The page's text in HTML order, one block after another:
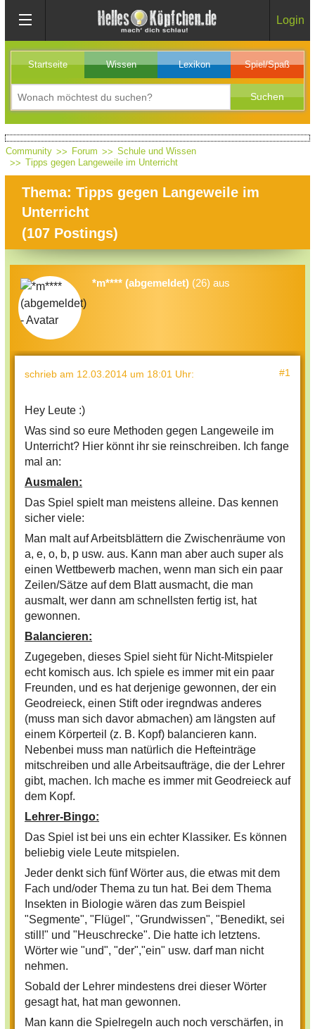
Login
Startseite Wissen Lexikon Spiel/Spaß
Community Forum
Schule und Wissen
Tipps gegen Langeweile im Unterricht
Thema: Tipps gegen Langeweile im
Unterricht
(107 Postings)
*m**** (abgemeldet) (26) aus
schrieb am 12.03.2014 um 18:01 Uhr: #1
Hey Leute :)
Was sind so eure Methoden gegen Langeweile im
Unterricht? Hier könnt ihr sie reinschreiben. Ich fange
mal an:
Ausmalen:
Das Spiel spielt man meistens alleine. Das kennen
sicher viele:
Man malt auf Arbeitsblättern die Zwischenräume von
a, e, o, b, p usw. aus. Kann man aber auch super als
einen Wettbewerb machen, wenn man sich ein paar
Zeilen/Sätze auf dem Blatt ausmacht, die man
ausmalt, wer dann am schnellsten fertig ist, hat
gewonnen.
Balancieren:
Zugegeben, dieses Spiel sieht für Nicht-Mitspieler
echt komisch aus. Ich spiele es immer mit ein paar
Freunden, und es hat derjenige gewonnen, der ein
Geodreieck, einen Stift oder iregndwas anderes
(muss man sich davor abmachen) am längsten auf
einem Körperteil (z. B. Kopf) balancieren kann.
Nebenbei muss man natürlich die Hefteinträge
mitschreiben und alle Arbeitsaufträge, die der Lehrer
gibt, machen. Ich mache es immer mit Geodreieck auf
dem Kopf.
Lehrer-Bingo:
Das Spiel ist bei uns ein echter Klassiker. Es können
beliebig viele Leute mitspielen.
Jeder denkt sich fünf Wörter aus, die etwas mit dem
Fach und/oder Thema zu tun hat. Bei dem Thema
Insekten in Biologie wären das zum Beispiel
"Segmente", "Flügel", "Grundwissen", "Benedikt, sei
still!" und "Heuschrecke". Die hatte ich letztens.
Wörter wie "und", "der","ein" usw. darf man nicht
nehmen.
Sobald der Lehrer mindestens drei dieser Wörter
gesagt hat, hat man gewonnen.
Man kann die Spielregeln auch noch verschärfen, in